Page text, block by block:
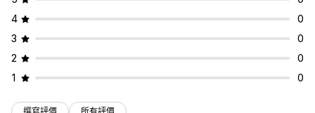
4
0
3
0
2
0
1
0